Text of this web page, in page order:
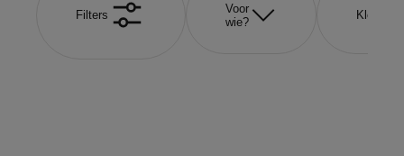
Filters
Voor
wie?
Kleur